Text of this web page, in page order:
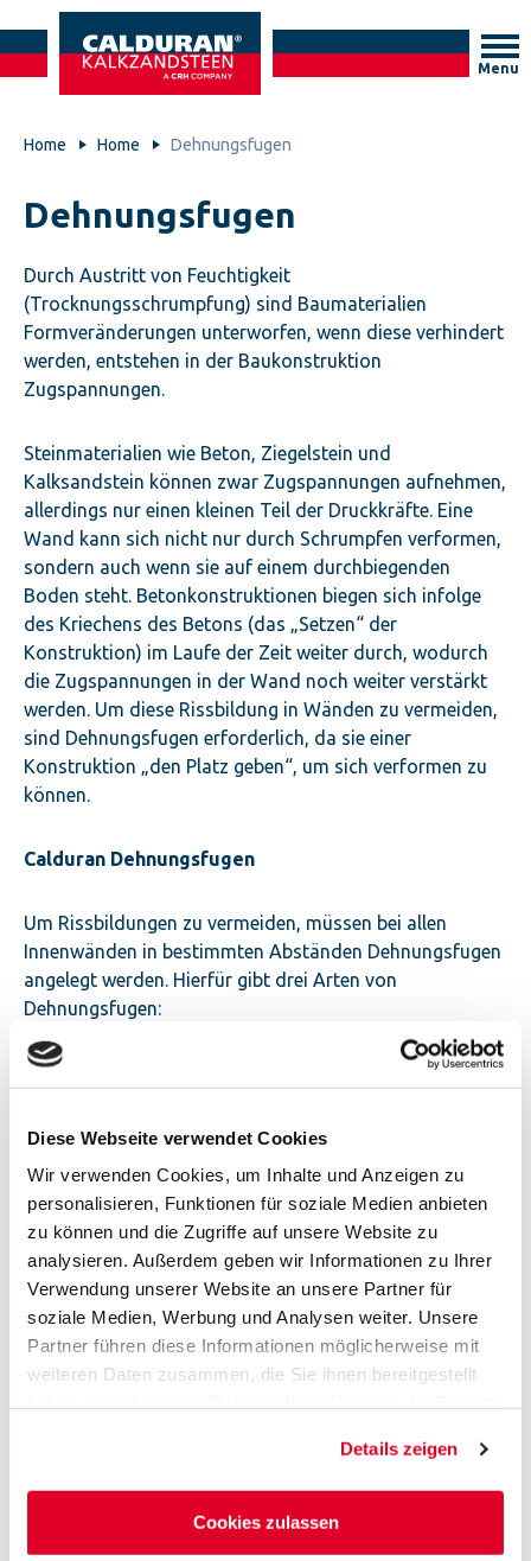
Diese Webseite verwendet Cookies
Wir verwenden Cookies, um Inhalte und Anzeigen zu
personalisieren, Funktionen für soziale Medien anbieten
zu können und die Zugriffe auf unsere Website zu
analysieren. Außerdem geben wir Informationen zu Ihrer
Verwendung unserer Website an unsere Partner für
soziale Medien, Werbung und Analysen weiter. Unsere
Partner führen diese Informationen möglicherweise mit
weiteren Daten zusammen, die Sie ihnen bereitgestellt
Details zeigen
Cookies zulassen
Menu
Home Home Dehnungsfugen
Dehnungsfugen
Durch Austritt von Feuchtigkeit
(Trocknungsschrumpfung) sind Baumaterialien
Formveränderungen unterworfen, wenn diese verhindert
werden, entstehen in der Baukonstruktion
Zugspannungen.
Steinmaterialien wie Beton, Ziegelstein und
Kalksandstein können zwar Zugspannungen aufnehmen,
allerdings nur einen kleinen Teil der Druckkräfte. Eine
Wand kann sich nicht nur durch Schrumpfen verformen,
sondern auch wenn sie auf einem durchbiegenden
Boden steht. Betonkonstruktionen biegen sich infolge
des Kriechens des Betons (das „Setzen“ der
Konstruktion) im Laufe der Zeit weiter durch, wodurch
die Zugspannungen in der Wand noch weiter verstärkt
werden. Um diese Rissbildung in Wänden zu vermeiden,
sind Dehnungsfugen erforderlich, da sie einer
Konstruktion „den Platz geben“, um sich verformen zu
können.
Calduran Dehnungsfugen
Um Rissbildungen zu vermeiden, müssen bei allen
Innenwänden in bestimmten Abständen Dehnungsfugen
angelegt werden. Hierfür gibt drei Arten von
Dehnungsfugen:
werden verwendet, wenn
– das Kalksandsteinmauerwerk nur geringe
Sie können nur geringe Schrumpfverformungen
aufnehmen und haben eine Breite von ca. 1 mm.
Gefüllte Dehnungsfugen;ermöglichen
Bewegungen in zwei Richtungen und werden immer
in der Mitte einer Wand angebracht.
So können sie Verformungen der umliegenden
Konstruktionen gut abfangen und werden bei
– durchbiegenden Untergründen
– Wänden, bei denen ein erhöhtes Risiko von
getrennt werden
– Wandanschlüssen von neuen an alte Baukörper
– akustisch entkoppelten Anschlüssen